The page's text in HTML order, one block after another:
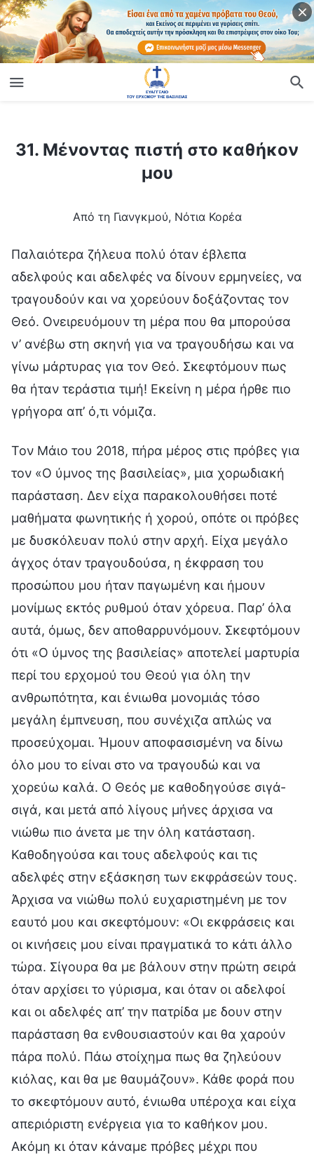
31. Μένοντας πιστή στο καθήκον μου
31. Μένοντας πιστή στο καθήκον
μου
Από τη Γιανγκμού, Νότια Κορέα
Παλαιότερα ζήλευα πολύ όταν έβλεπα
αδελφούς και αδελφές να δίνουν ερμηνείες, να
τραγουδούν και να χορεύουν δοξάζοντας τον
Θεό. Ονειρευόμουν τη μέρα που θα μπορούσα
ν’ ανέβω στη σκηνή για να τραγουδήσω και να
γίνω μάρτυρας για τον Θεό. Σκεφτόμουν πως
θα ήταν τεράστια τιμή! Εκείνη η μέρα ήρθε πιο
γρήγορα απ’ ό,τι νόμιζα.
Τον Μάιο του 2018, πήρα μέρος στις πρόβες για
τον «Ο ύμνος της βασιλείας», μια χορωδιακή
παράσταση. Δεν είχα παρακολουθήσει ποτέ
μαθήματα φωνητικής ή χορού, οπότε οι πρόβες
με δυσκόλευαν πολύ στην αρχή. Είχα μεγάλο
άγχος όταν τραγουδούσα, η έκφραση του
προσώπου μου ήταν παγωμένη και ήμουν
μονίμως εκτός ρυθμού όταν χόρευα. Παρ’ όλα
αυτά, όμως, δεν αποθαρρυνόμουν. Σκεφτόμουν
ότι «Ο ύμνος της βασιλείας» αποτελεί μαρτυρία
περί του ερχομού του Θεού για όλη την
ανθρωπότητα, και ένιωθα μονομιάς τόσο
μεγάλη έμπνευση, που συνέχιζα απλώς να
προσεύχομαι. Ήμουν αποφασισμένη να δίνω
όλο μου το είναι στο να τραγουδώ και να
χορεύω καλά. Ο Θεός με καθοδηγούσε σιγά-
σιγά, και μετά από λίγους μήνες άρχισα να
νιώθω πιο άνετα με την όλη κατάσταση.
Καθοδηγούσα και τους αδελφούς και τις
αδελφές στην εξάσκηση των εκφράσεών τους.
Άρχισα να νιώθω πολύ ευχαριστημένη με τον
εαυτό μου και σκεφτόμουν: «Οι εκφράσεις και
οι κινήσεις μου είναι πραγματικά το κάτι άλλο
τώρα. Σίγουρα θα με βάλουν στην πρώτη σειρά
όταν αρχίσει το γύρισμα, και όταν οι αδελφοί
και οι αδελφές απ’ την πατρίδα με δουν στην
παράσταση θα ενθουσιαστούν και θα χαρούν
πάρα πολύ. Πάω στοίχημα πως θα ζηλεύουν
κιόλας, και θα με θαυμάζουν». Κάθε φορά που
το σκεφτόμουν αυτό, ένιωθα υπέροχα και είχα
απεριόριστη ενέργεια για το καθήκον μου.
Ακόμη κι όταν κάναμε πρόβες μέχρι που